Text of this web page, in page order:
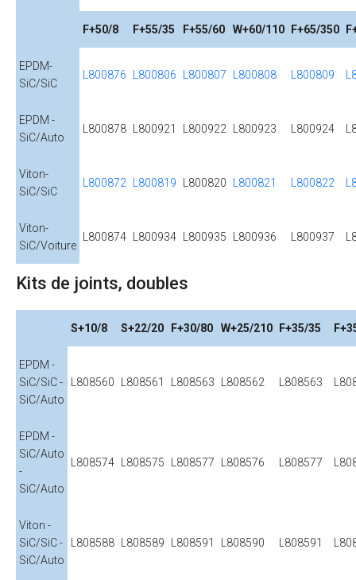
F+50/8 F+55/35 F+55/60 W+60/110 F+65/350
EPDM-
SiC/SiC
L800876 L800806 L800807 L800808 L800809
EPDM -
SiC/Auto
L800878 L800921 L800922 L800923 L800924
Viton-
SiC/SiC
L800872 L800819 L800820 L800821 L800822
Viton-
SiC/Voiture
L800874 L800934 L800935 L800936 L800937
Kits de joints, doubles
S+10/8 S+22/20 F+30/80 W+25/210 F+35/35
EPDM -
SiC/SiC -
SiC/Auto
L808560 L808561 L808563 L808562 L808563
EPDM -
SiC/Auto
-
SiC/Auto
L808574 L808575 L808577 L808576 L808577
Viton -
SiC/SiC -
SiC/Auto
L808588 L808589 L808591 L808590 L808591